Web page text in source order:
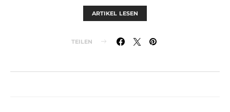
ARTIKEL LESEN
TEILEN